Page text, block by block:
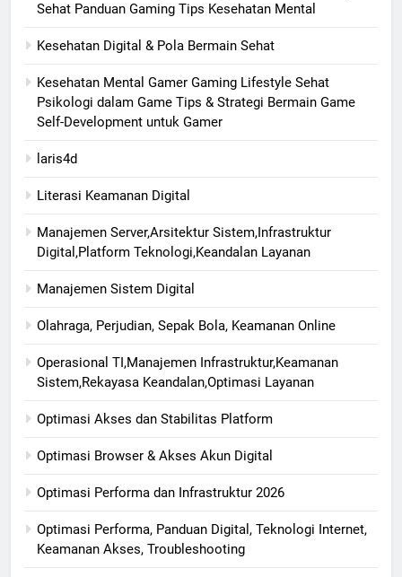
Sehat Panduan Gaming Tips Kesehatan Mental
Kesehatan Digital & Pola Bermain Sehat
Kesehatan Mental Gamer Gaming Lifestyle Sehat
Psikologi dalam Game Tips & Strategi Bermain Game
Self-Development untuk Gamer
laris4d
Literasi Keamanan Digital
Manajemen Server,Arsitektur Sistem,Infrastruktur
Digital,Platform Teknologi,Keandalan Layanan
Manajemen Sistem Digital
Olahraga, Perjudian, Sepak Bola, Keamanan Online
Operasional TI,Manajemen Infrastruktur,Keamanan
Sistem,Rekayasa Keandalan,Optimasi Layanan
Optimasi Akses dan Stabilitas Platform
Optimasi Browser & Akses Akun Digital
Optimasi Performa dan Infrastruktur 2026
Optimasi Performa, Panduan Digital, Teknologi Internet,
Keamanan Akses, Troubleshooting